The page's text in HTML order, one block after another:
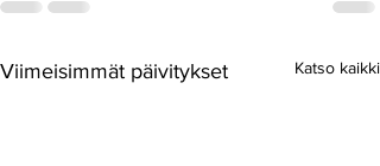
Viimeisimmät päivitykset Katso kaikki